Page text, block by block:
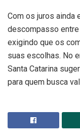
Com os juros ainda
descompasso
exigindo que os
suas escolhas. No
Santa Catarina
para quem busca